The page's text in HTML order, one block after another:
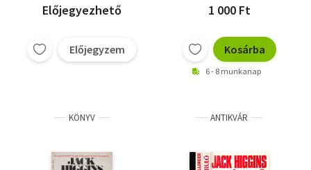
Előjegyezhető
Előjegyzem
1 000 Ft
Kosárba
6 - 8 munkanap
KÖNYV ANTIKVÁR